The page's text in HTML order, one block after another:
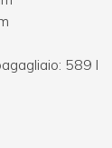
589 l